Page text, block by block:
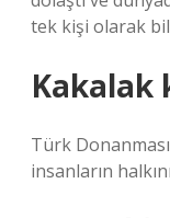
tek kişi olarak
Kakalak
Türk
insanların